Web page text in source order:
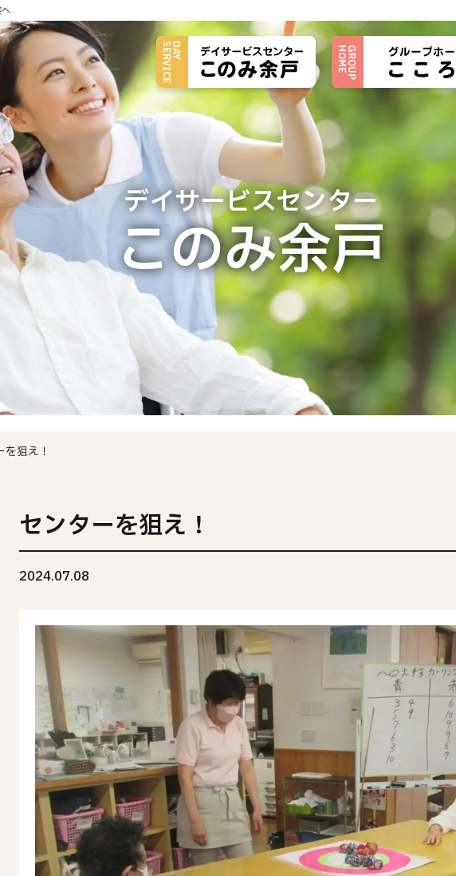
トップページ
施設について
施設概要
ご利用料金
イベント情報
今月の献立
このみ日記
お問い合わせフォーム
職場環境等要件の実施報告
個人情報保護方針
DAY
SERVICE GROUP
HOME
デイサービスセンター
このみ余戸
狙え！
センターを狙え！
2024.07.08